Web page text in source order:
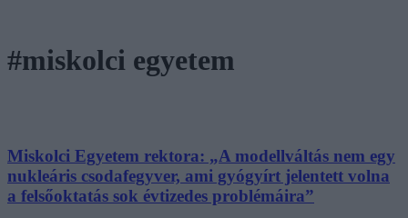
#miskolci egyetem
Miskolci Egyetem rektora: „A modellváltás nem egy
nukleáris csodafegyver, ami gyógyírt jelentett volna
a felsőoktatás sok évtizedes problémáira”